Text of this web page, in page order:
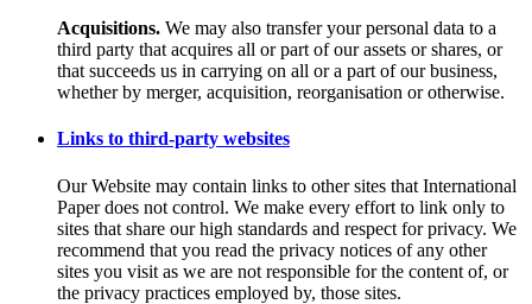
Acquisitions. We may also transfer your personal data to a
third party that acquires all or part of our assets or shares, or
that succeeds us in carrying on all or a part of our business,
whether by merger, acquisition, reorganisation or otherwise.
Links to third-party websites
Our Website may contain links to other sites that International
Paper does not control. We make every effort to link only to
sites that share our high standards and respect for privacy. We
recommend that you read the privacy notices of any other
sites you visit as we are not responsible for the content of, or
the privacy practices employed by, those sites.